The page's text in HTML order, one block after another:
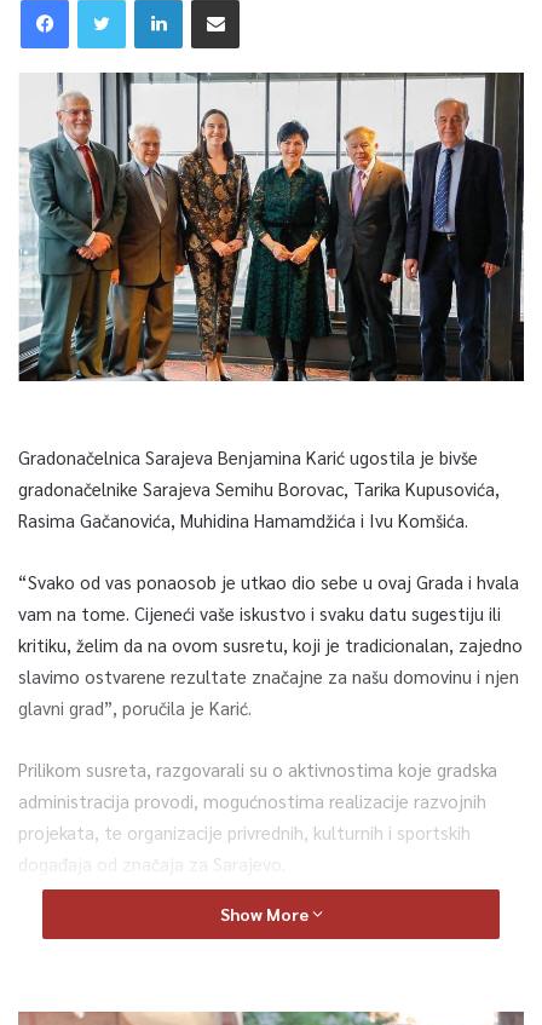
Gradonačelnica Sarajeva Benjamina Karić ugostila je bivše
gradonačelnike Sarajeva Semihu Borovac, Tarika Kupusovića,
Rasima Gačanovića, Muhidina Hamamdžića i Ivu Komšića.
“Svako od vas ponaosob je utkao dio sebe u ovaj Grada i hvala
vam na tome. Cijeneći vaše iskustvo i svaku datu sugestiju ili
kritiku, želim da na ovom susretu, koji je tradicionalan, zajedno
slavimo ostvarene rezultate značajne za našu domovinu i njen
glavni grad”, poručila je Karić.
Prilikom susreta, razgovarali su o aktivnostima koje gradska
administracija provodi, mogućnostima realizacije razvojnih
projekata, te organizacije privrednih, kulturnih i sportskih
događaja od značaja za Sarajevo.
0
Show More